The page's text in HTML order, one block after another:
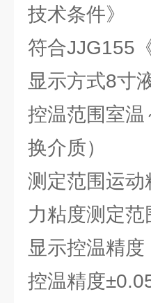
技术条件》
符合JJG155
显示方式8寸
控温范围室
换介质）
测定范围运
力粘度测定
显示控温精
控温精度